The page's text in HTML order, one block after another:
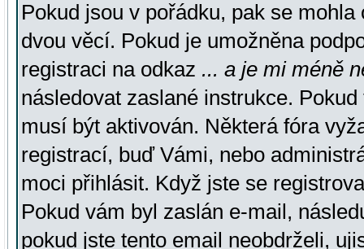
Pokud jsou v pořádku, pak se
dvou věcí. Pokud je umožněna
registraci na odkaz ... a je mi méně
následovat zaslané instrukce.
musí být aktivován. Některá fóra
registrací, buď Vámi, nebo
moci přihlásit. Když jste se
Pokud vám byl zaslán e-mail,
pokud jste tento email neobdrželi,